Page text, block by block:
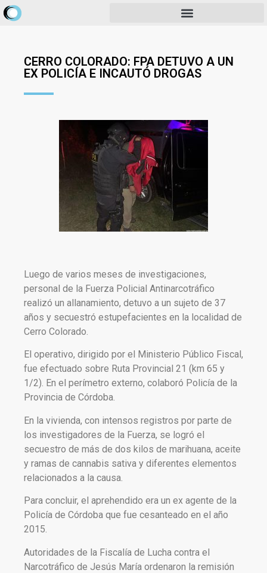
CERRO COLORADO: FPA DETUVO A UN
EX POLICÍA E INCAUTÓ DROGAS
Luego de varios meses de investigaciones,
personal de la Fuerza Policial Antinarcotráfico
realizó un allanamiento, detuvo a un sujeto de 37
años y secuestró estupefacientes en la localidad de
Cerro Colorado.
El operativo, dirigido por el Ministerio Público Fiscal,
fue efectuado sobre Ruta Provincial 21 (km 65 y
1/2). En el perímetro externo, colaboró Policía de la
Provincia de Córdoba.
En la vivienda, con intensos registros por parte de
los investigadores de la Fuerza, se logró el
secuestro de más de dos kilos de marihuana, aceite
y ramas de cannabis sativa y diferentes elementos
relacionados a la causa.
Para concluir, el aprehendido era un ex agente de la
Policía de Córdoba que fue cesanteado en el año
2015.
Autoridades de la Fiscalía de Lucha contra el
Narcotráfico de Jesús María ordenaron la remisión